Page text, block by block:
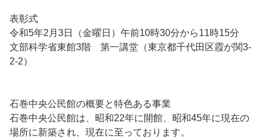
表彰式
令和5年2月3日（金曜日）午前10時30分から11時15分
文部科学省東館3階 第一講堂（東京都千代田区霞が関3-
2-2）
石巻中央公民館の概要と特色ある事業
石巻中央公民館は、昭和22年に開館、昭和45年に現在の
場所に新築され、現在に至っております。